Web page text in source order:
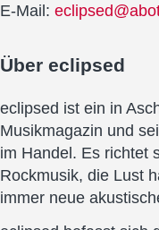
E-Mail:
Über eclipsed
eclipsed ist ein in
Musikmagazin und
im Handel. Es richtet
Rockmusik, die Lust
immer neue